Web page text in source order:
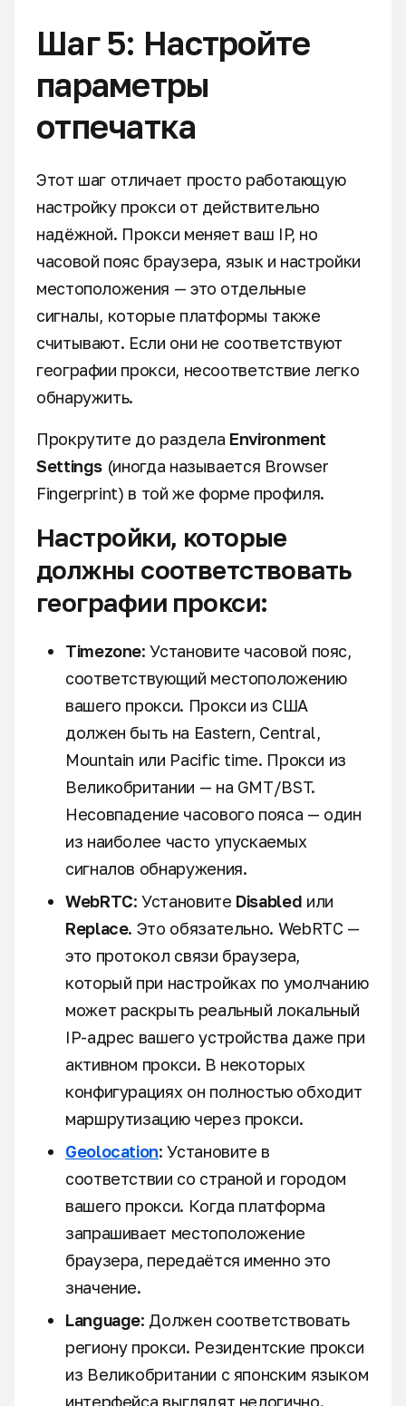
Шаг 5: Настройте
параметры
отпечатка
Этот шаг отличает просто работающую
настройку прокси от действительно
надёжной. Прокси меняет ваш IP, но
часовой пояс браузера, язык и настройки
местоположения — это отдельные
сигналы, которые платформы также
считывают. Если они не соответствуют
географии прокси, несоответствие легко
обнаружить.
Прокрутите до раздела Environment
Settings (иногда называется Browser
Fingerprint) в той же форме профиля.
Настройки, которые
должны соответствовать
географии прокси:
Timezone: Установите часовой пояс,
соответствующий местоположению
вашего прокси. Прокси из США
должен быть на Eastern, Central,
Mountain или Pacific time. Прокси из
Великобритании — на GMT/BST.
Несовпадение часового пояса — один
из наиболее часто упускаемых
сигналов обнаружения.
WebRTC: Установите Disabled или
Replace. Это обязательно. WebRTC —
это протокол связи браузера,
который при настройках по умолчанию
может раскрыть реальный локальный
IP-адрес вашего устройства даже при
активном прокси. В некоторых
конфигурациях он полностью обходит
маршрутизацию через прокси.
Geolocation: Установите в
соответствии со страной и городом
вашего прокси. Когда платформа
запрашивает местоположение
браузера, передаётся именно это
значение.
Language: Должен соответствовать
региону прокси. Резидентские прокси
из Великобритании с японским языком
интерфейса выглядят нелогично.